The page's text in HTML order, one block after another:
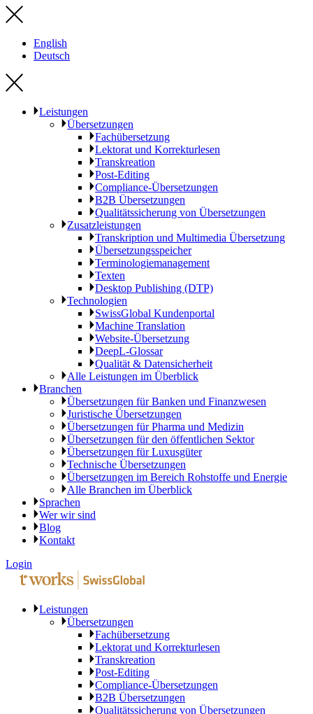
English
Deutsch
Leistungen
Übersetzungen
Fachübersetzung
Lektorat und Korrekturlesen
Transkreation
Post-Editing
Compliance-Übersetzungen
B2B Übersetzungen
Qualitätssicherung von Übersetzungen
Zusatzleistungen
Transkription und Multimedia Übersetzung
Übersetzungsspeicher
Terminologiemanagement
Texten
Desktop Publishing (DTP)
Technologien
SwissGlobal Kundenportal
Machine Translation
Website-Übersetzung
DeepL-Glossar
Qualität & Datensicherheit
Alle Leistungen im Überblick
Branchen
Übersetzungen für Banken und Finanzwesen
Juristische Übersetzungen
Übersetzungen für Pharma und Medizin
Übersetzungen für den öffentlichen Sektor
Übersetzungen für Luxusgüter
Technische Übersetzungen
Übersetzungen im Bereich Rohstoffe und Energie
Alle Branchen im Überblick
Sprachen
Wer wir sind
Blog
Kontakt
Login
Leistungen
Übersetzungen
Fachübersetzung
Lektorat und Korrekturlesen
Transkreation
Post-Editing
Compliance-Übersetzungen
B2B Übersetzungen
Qualitätssicherung von Übersetzungen